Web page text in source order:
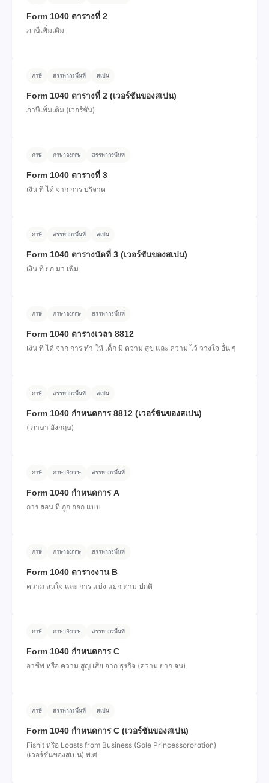
Form 1040 ตารางที่ 2
ภาษีเพิ่มเติม
ภาษี สรรพากรพื้นที่ สเปน
Form 1040 ตารางที่ 2 (เวอร์ชันของสเปน)
ภาษีเพิ่มเติม (เวอร์ชัน)
ภาษี ภาษาอังกฤษ สรรพากรพื้นที่
Form 1040 ตารางที่ 3
เงิน ที่ ได้ จาก การ บริจาค
ภาษี สรรพากรพื้นที่ สเปน
Form 1040 ตารางนัดที่ 3 (เวอร์ชันของสเปน)
เงิน ที่ ยก มา เพิ่ม
ภาษี ภาษาอังกฤษ สรรพากรพื้นที่
Form 1040 ตารางเวลา 8812
เงิน ที่ ได้ จาก การ ทํา ให้ เด็ก มี ความ สุข และ ความ ไว้ วางใจ อื่น ๆ
ภาษี สรรพากรพื้นที่ สเปน
Form 1040 กําหนดการ 8812 (เวอร์ชันของสเปน)
( ภาษา อังกฤษ)
ภาษี ภาษาอังกฤษ สรรพากรพื้นที่
Form 1040 กําหนดการ A
การ สอน ที่ ถูก ออก แบบ
ภาษี ภาษาอังกฤษ สรรพากรพื้นที่
Form 1040 ตารางงาน B
ความ สนใจ และ การ แบ่ง แยก ตาม ปกติ
ภาษี ภาษาอังกฤษ สรรพากรพื้นที่
Form 1040 กําหนดการ C
อาชีพ หรือ ความ สูญ เสีย จาก ธุรกิจ (ความ ยาก จน)
ภาษี สรรพากรพื้นที่ สเปน
Form 1040 กําหนดการ C (เวอร์ชันของสเปน)
Fishit หรือ Loasts from Business (Sole Princessororation)
(เวอร์ชันของสเปน) พ.ศ